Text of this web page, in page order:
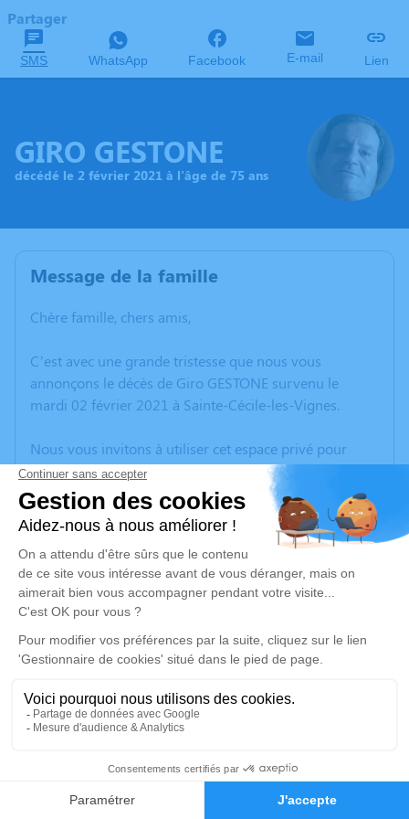
Faire-part Hommages
Partager
SMS WhatsApp Facebook E-mail Lien
GIRO GESTONE
décédé le 2 février 2021 à l'âge de 75 ans
Message de la famille
Chère famille, chers amis,
C’est avec une grande tristesse que nous vous
annonçons le décès de Giro GESTONE survenu le
mardi 02 février 2021 à Sainte-Cécile-les-Vignes.
Nous vous invitons à utiliser cet espace privé pour
laisser vos condoléances, partager des photos
souvenirs, une anecdote ou exprimer vos pensées à
travers des poèmes ou des textes. Cet endroit est un
lieu d'expression dédié à honorer la mémoire de Giro
GESTONE.
Un service de plantation d’arbre hommage est
disponible ici.
Je rends hommage
Cérémonie religieuse
Crématorium d'Orange
933 Rue des Chênes Verts